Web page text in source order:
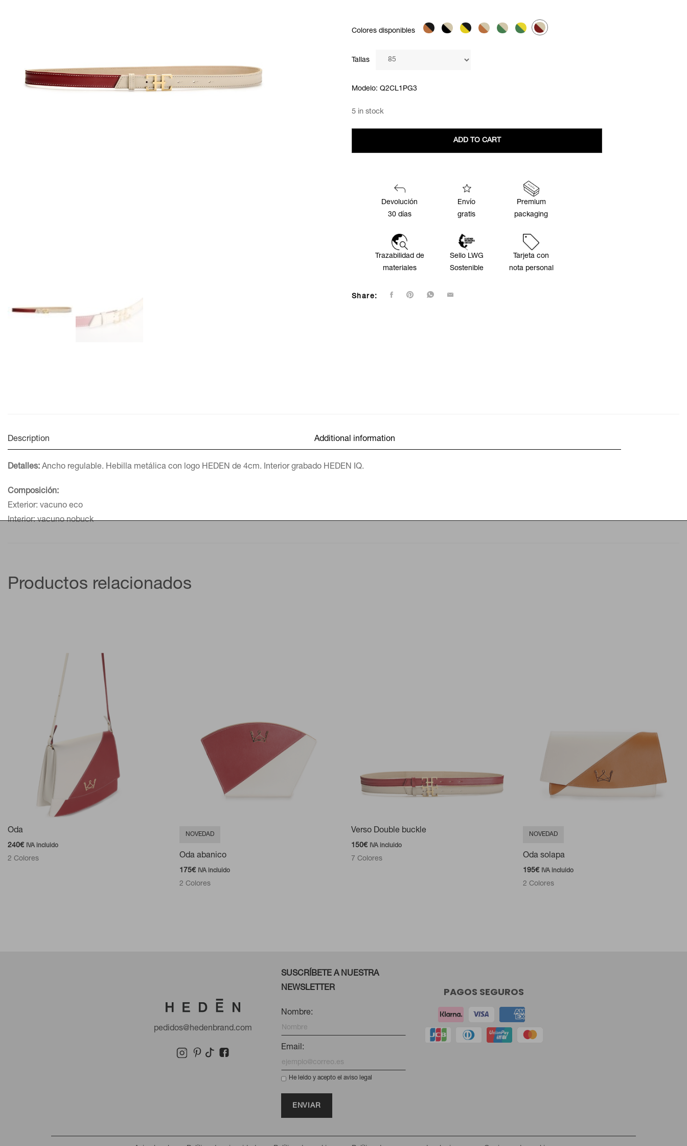
Colores disponibles
Tallas
Modelo: Q2CL1PG3
5 in stock
ADD TO CART
Devolución
30 días
Envío
gratis
Premium
packaging
Trazabilidad de
materiales
Sello LWG
Sostenible
Tarjeta con
nota personal
Share:
Description Additional information
Detalles: Ancho regulable. Hebilla metálica con logo HEDEN de 4cm. Interior grabado HEDEN IQ.
Composición:
Exterior: vacuno eco
Interior: vacuno nobuck
Productos relacionados
Oda
240€ IVA incluido
2 Colores
NOVEDAD
Oda abanico
175€ IVA incluido
2 Colores
Verso Double buckle
150€ IVA incluido
7 Colores
NOVEDAD
Oda solapa
195€ IVA incluido
2 Colores
pedidos@hedenbrand.com
SUSCRÍBETE A NUESTRA
NEWSLETTER
Nombre:
Email:
He leído y acepto el aviso legal
PAGOS SEGUROS